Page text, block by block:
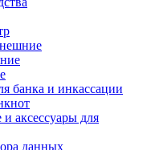
банка и инкассации
аксессуары для
данных